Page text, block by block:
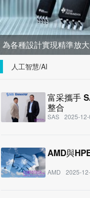
為各種設計實現精準放
人工智慧/AI
富采攜手
整合
SAS 2025-
AMD與
AMD 2025-